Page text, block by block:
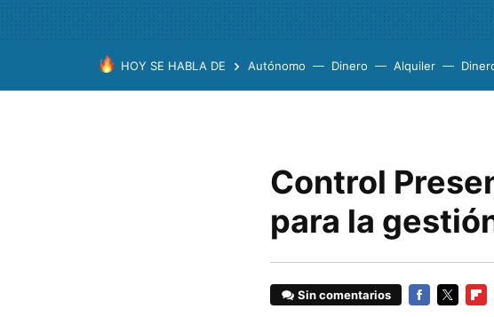
HOY SE HABLA DE Autónomo Dinero Alquiler
Control
para la
Sin comentarios